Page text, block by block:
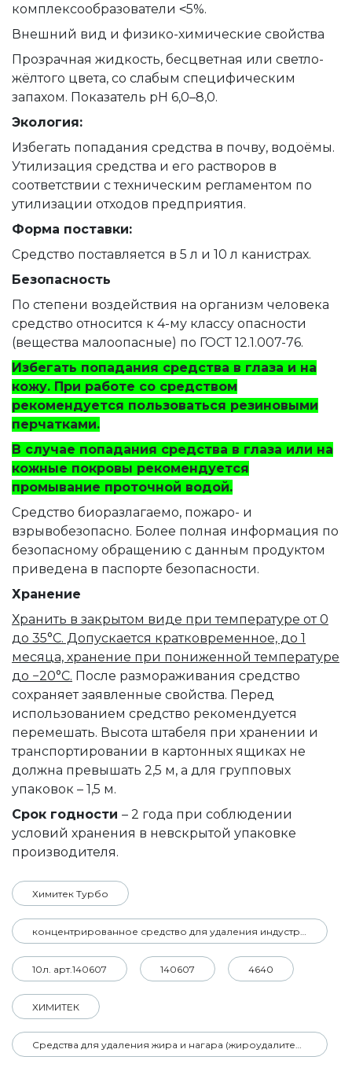
комплексообразователи ˂5%.
Внешний вид и физико-химические свойства
Прозрачная жидкость, бесцветная или светло-
жёлтого цвета, со слабым специфическим
запахом. Показатель pH 6,0–8,0.
Экология:
Избегать попадания средства в почву, водоёмы.
Утилизация средства и его растворов в
соответствии с техническим регламентом по
утилизации отходов предприятия.
Форма поставки:
Средство поставляется в 5 л и 10 л канистрах.
Безопасность
По степени воздействия на организм человека
средство относится к 4-му классу опасности
(вещества малоопасные) по ГОСТ 12.1.007-76.
Избегать попадания средства в глаза и на
кожу. При работе со средством
рекомендуется пользоваться резиновыми
перчатками.
В случае попадания средства в глаза или на
кожные покровы рекомендуется
промывание проточной водой.
Средство биоразлагаемо, пожаро- и
взрывобезопасно. Более полная информация по
безопасному обращению с данным продуктом
приведена в паспорте безопасности.
Хранение
Хранить в закрытом виде при температуре от 0
до 35°C. Допускается кратковременное, до 1
месяца, хранение при пониженной температуре
до −20°C. После размораживания средство
сохраняет заявленные свойства. Перед
использованием средство рекомендуется
перемешать. Высота штабеля при хранении и
транспортировании в картонных ящиках не
должна превышать 2,5 м, а для групповых
упаковок – 1,5 м.
Срок годности – 2 года при соблюдении
условий хранения в невскрытой упаковке
производителя.
Химитек Турбо
концентрированное средство для удаления индустриальных загрязнений
10л. арт.140607 140607 4640
ХИМИТЕК
Средства для удаления жира и нагара (жироудалители)